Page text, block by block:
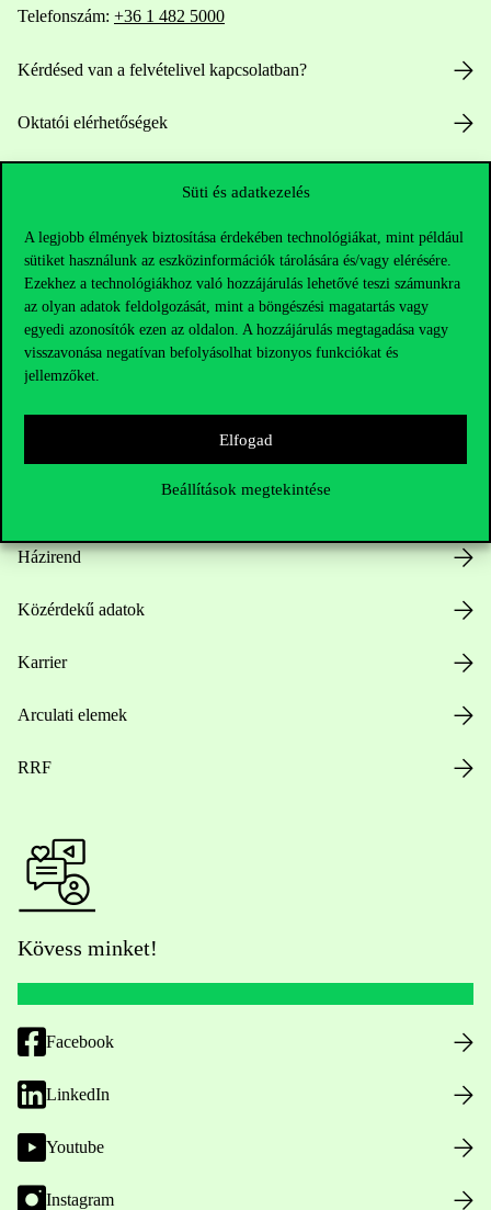
Süti és adatkezelés
A legjobb élmények biztosítása érdekében technológiákat, mint például
sütiket használunk az eszközinformációk tárolására és/vagy elérésére.
Ezekhez a technológiákhoz való hozzájárulás lehetővé teszi számunkra
az olyan adatok feldolgozását, mint a böngészési magatartás vagy
egyedi azonosítók ezen az oldalon. A hozzájárulás megtagadása vagy
visszavonása negatívan befolyásolhat bizonyos funkciókat és
jellemzőket.
Elfogad
Beállítások megtekintése
Telefonszám: +36 1 482 5000
Kérdésed van a felvételivel kapcsolatban?
Oktatói elérhetőségek
Sajtó: press@uni-corvinus.hu
Hasznos linkek
Házirend
Közérdekű adatok
Karrier
Arculati elemek
RRF
Kövess minket!
Facebook
LinkedIn
Youtube
Instagram